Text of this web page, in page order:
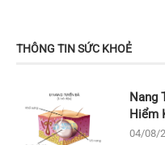
THÔNG TIN SỨC KHOẺ
Nang
Hiểm
04/08/